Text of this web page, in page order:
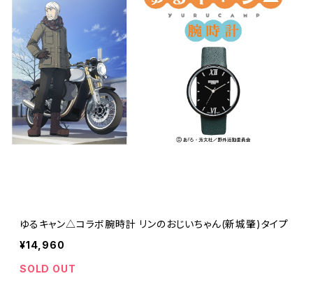
ゆるキャン△コラボ腕時計 リンのおじいちゃん(新城肇)タイプ
¥14,960
SOLD OUT